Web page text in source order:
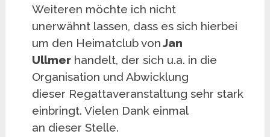
Weiteren möchte ich nicht
unerwähnt lassen, dass es sich hierbei
um den Heimatclub vonJan
Ullmer handelt, der sich u.a. in die
Organisation und Abwicklung
dieser Regattaveranstaltung sehr stark
einbringt. Vielen Dank einmal
an dieser Stelle.